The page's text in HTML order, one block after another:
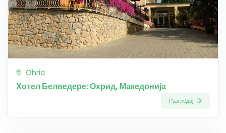
Ohrid
Хотел Белведере: Охрид, Македонија
Разгледај